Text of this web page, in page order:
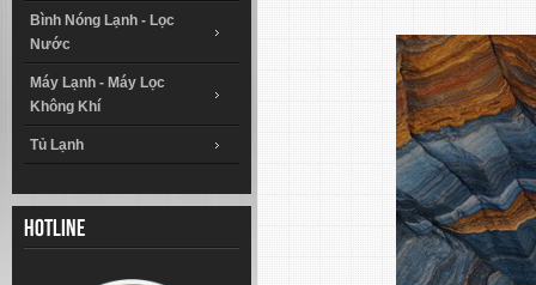
Bình Nóng Lạnh - Lọc
Nước
Máy Lạnh - Máy Lọc
Không Khí
Tủ Lạnh
Hotline